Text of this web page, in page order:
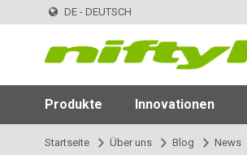
DE - DEUTSCH
Produkte Innovationen
Startseite Über uns Blog News